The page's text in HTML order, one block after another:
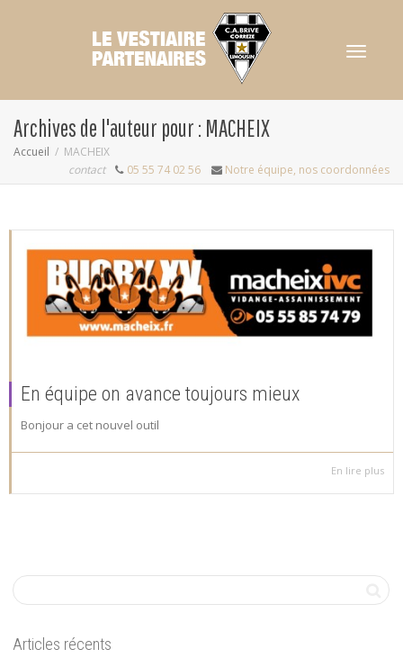
navigation
Archives de l'auteur pour : MACHEIX
Accueil
MACHEIX
contact
05 55 74 02 56 Notre équipe, nos coordonnées
En équipe on avance toujours mieux
Bonjour a cet nouvel outil
En lire plus
Articles récents